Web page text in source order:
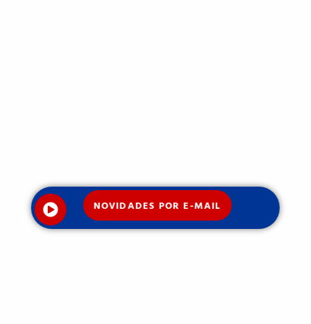
NOVIDADES POR E-MAIL